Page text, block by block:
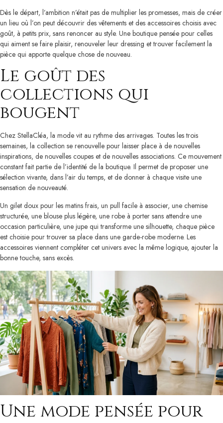
Dès le départ, l’ambition n’était pas de multiplier les promesses, mais de créer
un lieu où l’on peut découvrir des vêtements et des accessoires choisis avec
goût, à petits prix, sans renoncer au style. Une boutique pensée pour celles
qui aiment se faire plaisir, renouveler leur dressing et trouver facilement la
pièce qui apporte quelque chose de nouveau.
Le goût des
collections qui
bougent
Chez StellaCléa, la mode vit au rythme des arrivages. Toutes les trois
semaines, la collection se renouvelle pour laisser place à de nouvelles
inspirations, de nouvelles coupes et de nouvelles associations. Ce mouvement
constant fait partie de l’identité de la boutique. Il permet de proposer une
sélection vivante, dans l’air du temps, et de donner à chaque visite une
sensation de nouveauté.
Un gilet doux pour les matins frais, un pull facile à associer, une chemise
structurée, une blouse plus légère, une robe à porter sans attendre une
occasion particulière, une jupe qui transforme une silhouette, chaque pièce
est choisie pour trouver sa place dans une garde-robe moderne. Les
accessoires viennent compléter cet univers avec la même logique, ajouter la
bonne touche, sans excès.
Une mode pensée pour